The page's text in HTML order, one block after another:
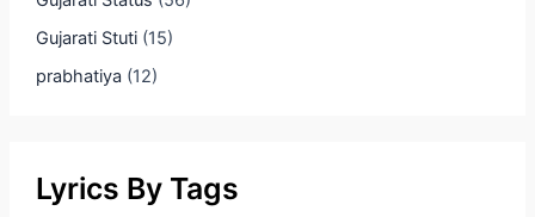
Gujarati Stuti(15)
prabhatiya (12)
Lyrics By Tags